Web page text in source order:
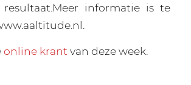
informatie is te
online krant van deze week.